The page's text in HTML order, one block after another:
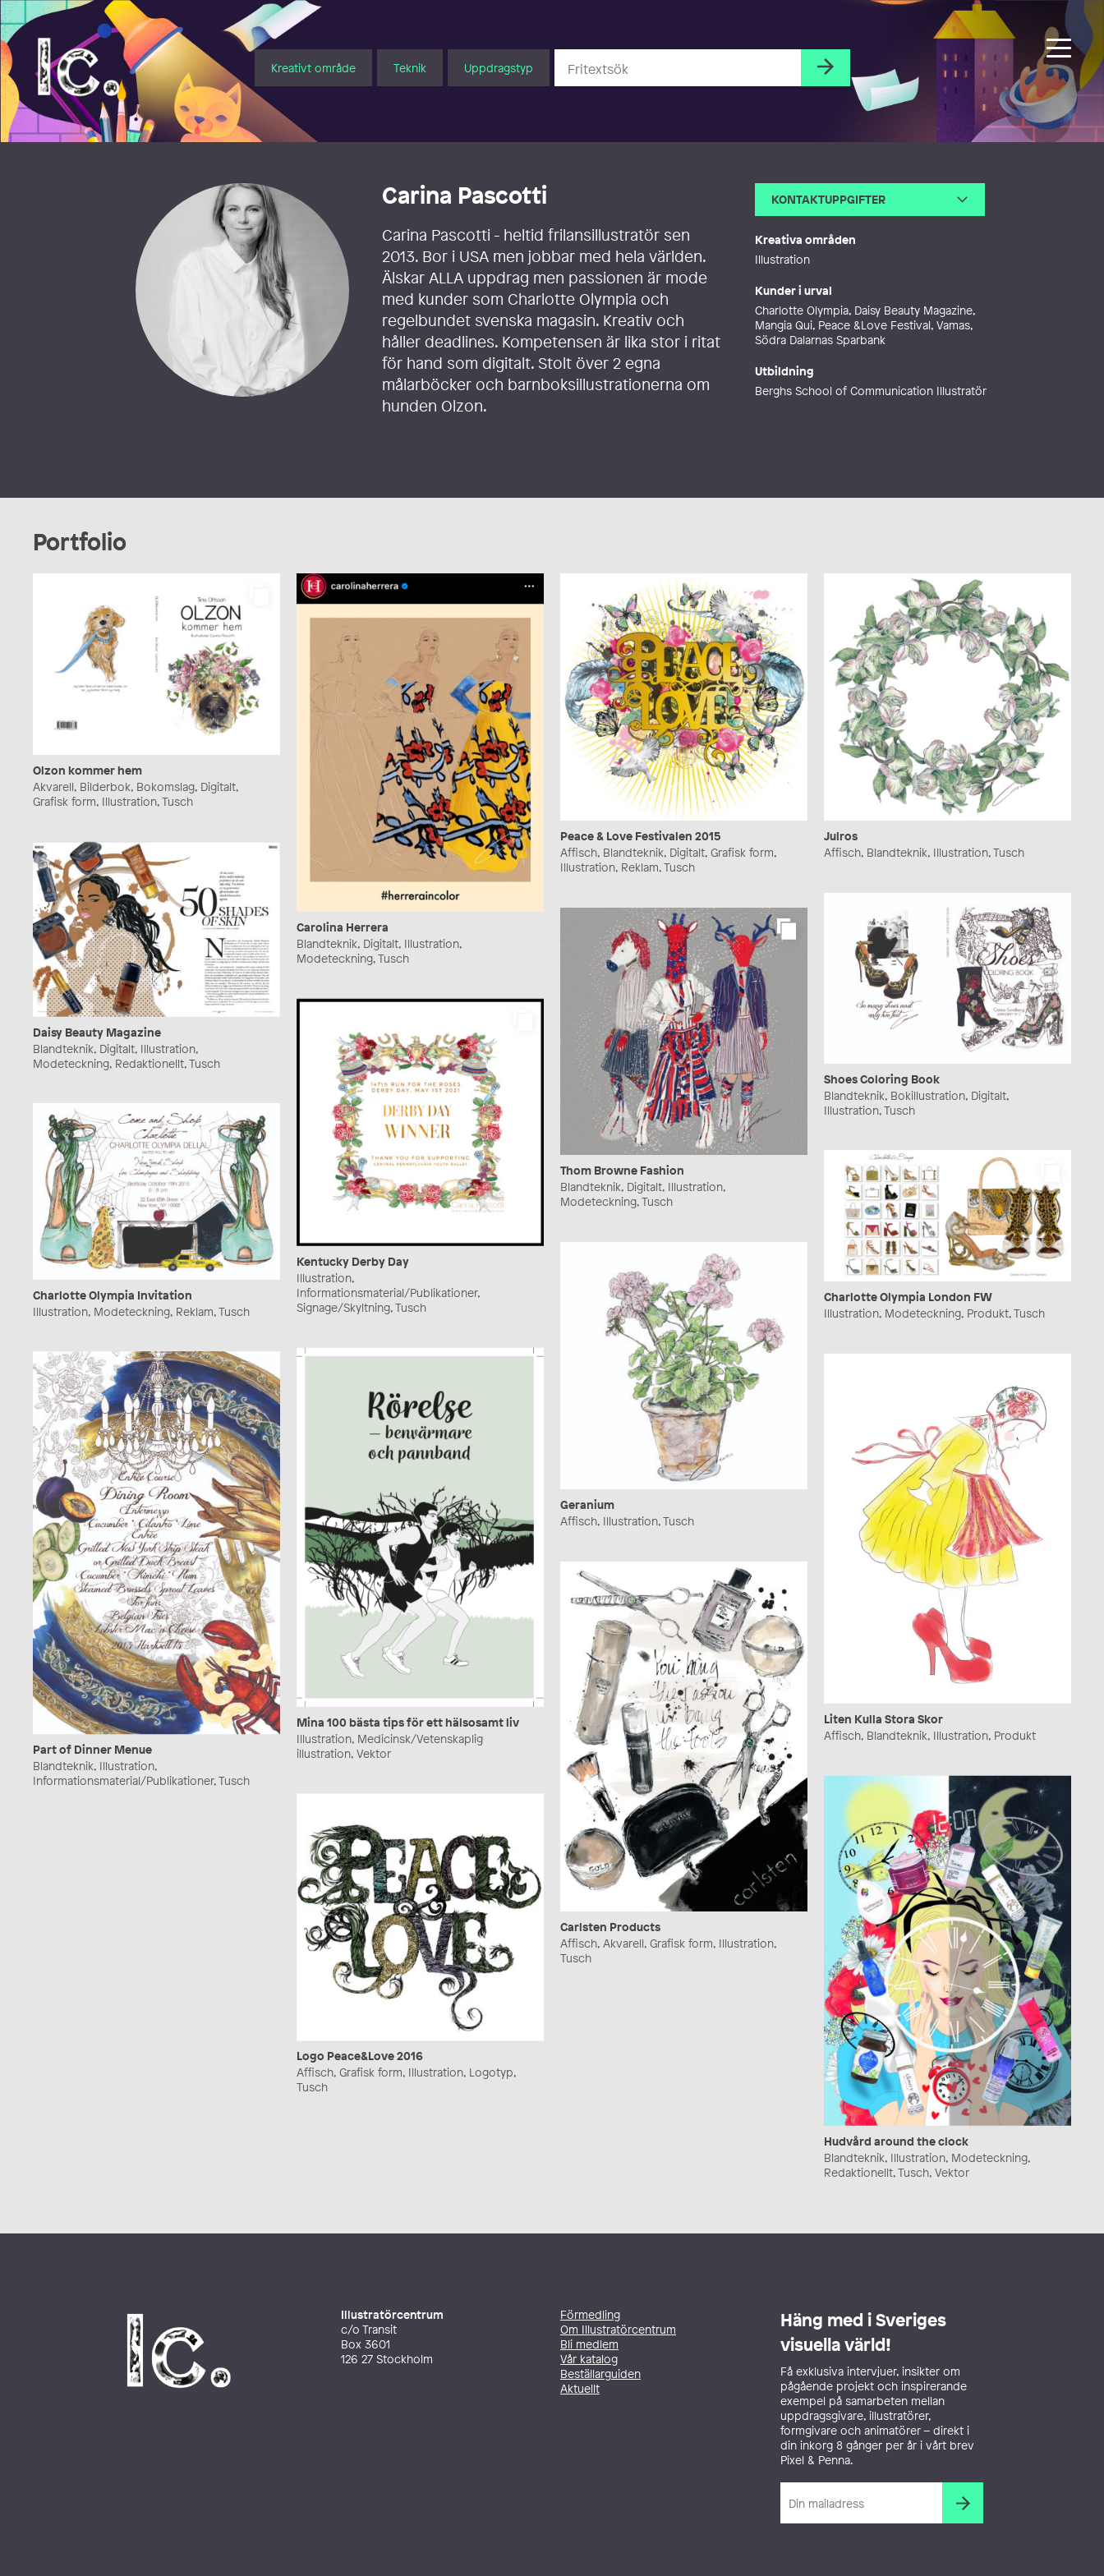
Illustratörcentrum
Kreativt område Teknik Uppdragstyp
Carina Pascotti
Carina Pascotti - heltid frilansillustratör sen
2013. Bor i USA men jobbar med hela världen.
Älskar ALLA uppdrag men passionen är mode
med kunder som Charlotte Olympia och
regelbundet svenska magasin. Kreativ och
håller deadlines. Kompetensen är lika stor i ritat
för hand som digitalt. Stolt över 2 egna
målarböcker och barnboksillustrationerna om
hunden Olzon.
KONTAKTUPPGIFTER
Webb http://www.serendipitybyc.co
m
Kreativa områden
Illustration
Kunder i urval
Charlotte Olympia, Daisy Beauty Magazine,
Mangia Qui, Peace &Love Festival, Vamas,
Södra Dalarnas Sparbank
Utbildning
Berghs School of Communication Illustratör
Portfolio
Olzon kommer hem
Akvarell, Bilderbok, Bokomslag, Digitalt,
Grafisk form, Illustration, Tusch
Carolina Herrera
Blandteknik, Digitalt, Illustration,
Modeteckning, Tusch
Peace & Love Festivalen 2015
Affisch, Blandteknik, Digitalt, Grafisk form,
Illustration, Reklam, Tusch
Julros
Affisch, Blandteknik, Illustration, Tusch
Daisy Beauty Magazine
Blandteknik, Digitalt, Illustration,
Modeteckning, Redaktionellt, Tusch
Shoes Coloring Book
Blandteknik, Bokillustration, Digitalt,
Illustration, Tusch
Thom Browne Fashion
Blandteknik, Digitalt, Illustration,
Modeteckning, Tusch
Kentucky Derby Day
Illustration,
Informationsmaterial/Publikationer,
Signage/Skyltning, Tusch
Charlotte Olympia Invitation
Illustration, Modeteckning, Reklam, Tusch
Charlotte Olympia London FW
Illustration, Modeteckning, Produkt, Tusch
Geranium
Affisch, Illustration, Tusch
Mina 100 bästa tips för ett hälsosamt liv
Illustration, Medicinsk/Vetenskaplig
illustration, Vektor
Part of Dinner Menue
Blandteknik, Illustration,
Informationsmaterial/Publikationer, Tusch
Liten Kulla Stora Skor
Affisch, Blandteknik, Illustration, Produkt
Carlsten Products
Affisch, Akvarell, Grafisk form, Illustration,
Tusch
Hudvård around the clock
Blandteknik, Illustration, Modeteckning,
Redaktionellt, Tusch, Vektor
Logo Peace&Love 2016
Affisch, Grafisk form, Illustration, Logotyp,
Tusch
Illustratörcentrum
c/o Transit
Box 3601
126 27 Stockholm
Förmedling
Om Illustratörcentrum
Bli medlem
Vår katalog
Beställarguiden
Aktuellt
Häng med i Sveriges
visuella värld!
Få exklusiva intervjuer, insikter om
pågående projekt och inspirerande
exempel på samarbeten mellan
uppdragsgivare, illustratörer,
formgivare och animatörer – direkt i
din inkorg 8 gånger per år i vårt brev
Pixel & Penna.